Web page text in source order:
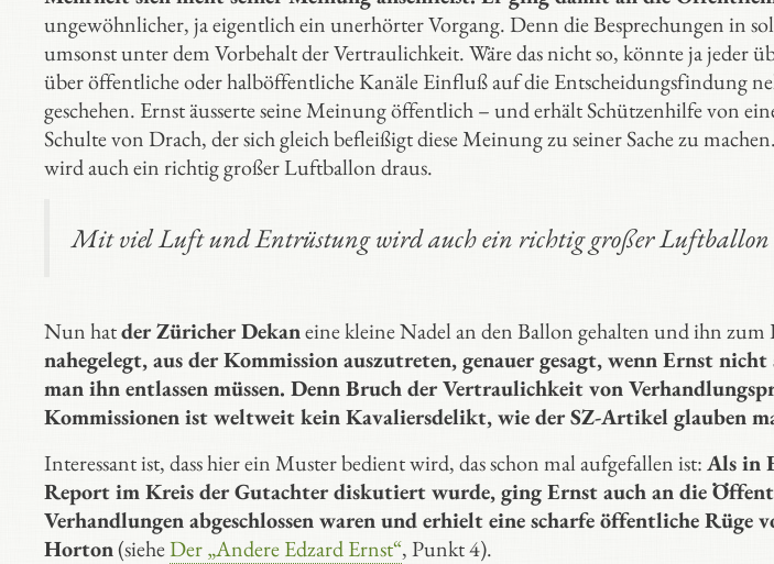
ungewöhnlicher, ja eigentlich ein unerhörter Vorgang. Denn die Besprechungen in
umsonst unter dem Vorbehalt der Vertraulichkeit. Wäre das nicht so, könnte ja jeder
über öffentliche oder halböffentliche Kanäle Einfluß auf die Entscheidungsfindung
geschehen. Ernst äusserte seine Meinung öffentlich – und erhält Schützenhilfe von
Schulte von Drach, der sich gleich befleißigt diese Meinung zu seiner Sache zu
wird auch ein richtig großer Luftballon draus.
Mit viel Luft und Entrüstung wird auch ein richtig großer Luftballon
Nun hatder Züricher Dekaneine kleine Nadel an den Ballon gehalten und ihn zum
nahegelegt, aus der Kommission auszutreten, genauer gesagt, wenn Ernst
man ihn entlassen müssen. Denn Bruch der Vertraulichkeit von
Kommissionen ist weltweit kein Kavaliersdelikt, wie der SZ-Artikel glauben
Interessant ist, dass hier ein Muster bedient wird, das schon mal aufgefallen ist:Als in
Report im Kreis der Gutachter diskutiert wurde, ging Ernst auch an die
Verhandlungen abgeschlossen waren und erhielt eine scharfe öffentliche
Horton(sieheDer „Andere Edzard Ernst“, Punkt 4).